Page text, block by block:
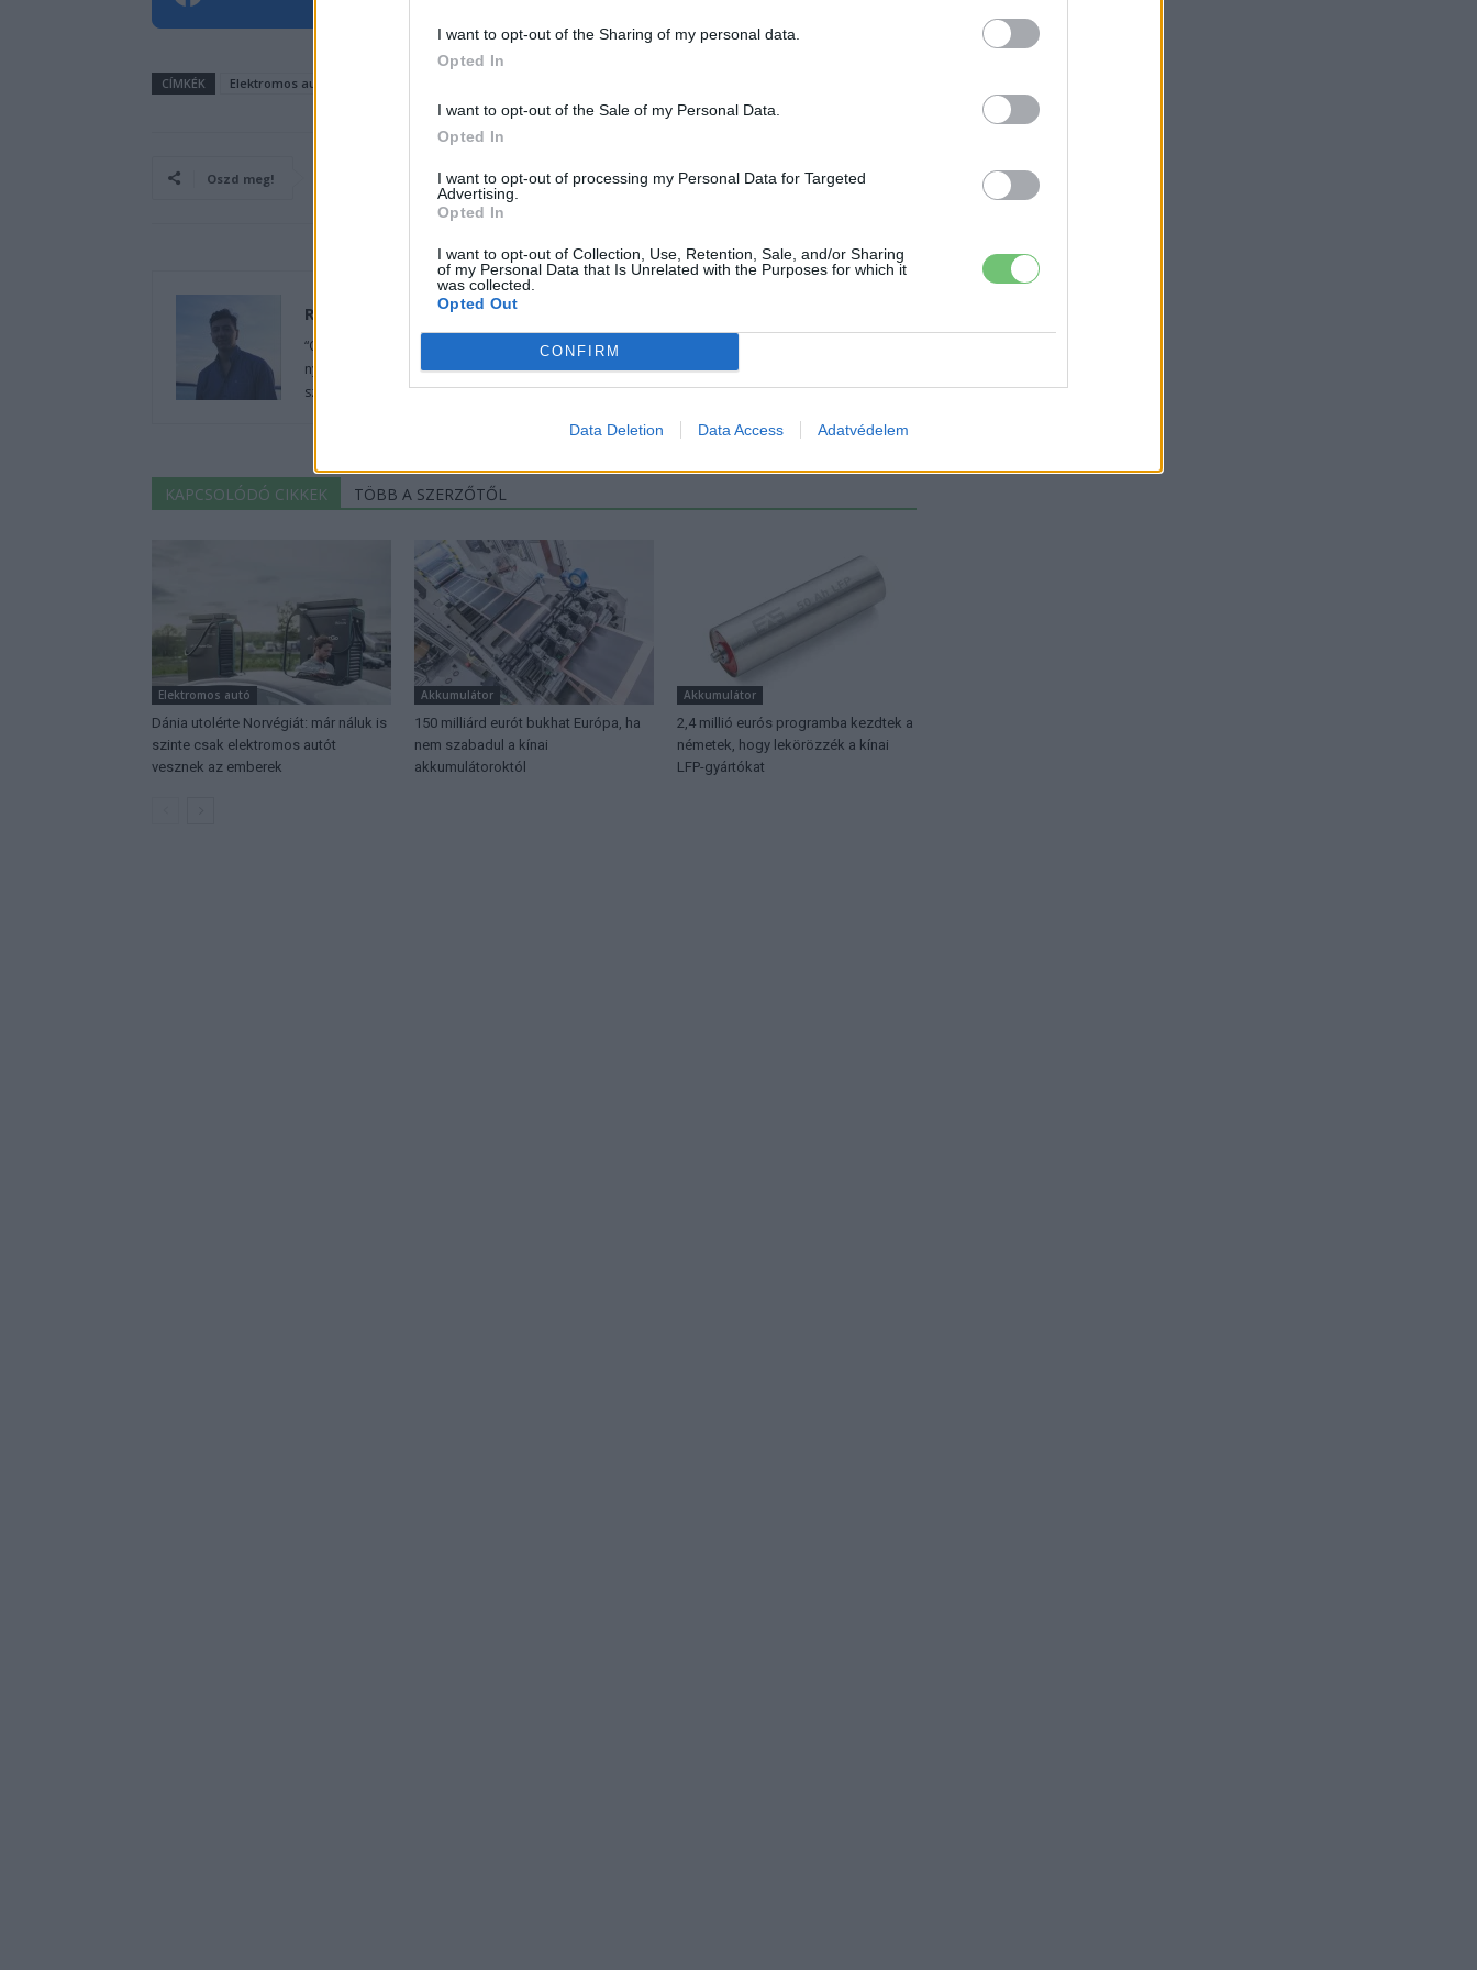
I want to opt-out of the Sharing of my personal data.
Opted In
I want to opt-out of the Sale of my Personal Data.
Opted In
I want to opt-out of processing my Personal Data for Targeted
Advertising.
Opted In
I want to opt-out of Collection, Use, Retention, Sale, and/or Sharing
of my Personal Data that Is Unrelated with the Purposes for which it
was collected.
Opted Out
CONFIRM
Data Deletion Data Access Adatvédelem
CÍMKÉK Elektromos autó
Oszd meg!
Rozsa Arpad
“Orvostanhallgatóként az egészség védelme mindennapjaim szerves részét képezi. A
nyomaték és a hangtalan közlekedés mellett így kifejezetten fontosnak tartom, hogy ne
szennyezzük azt a környezetet, melyben mindennapjainkat éljük.”
KAPCSOLÓDÓ CIKKEK TÖBB A SZERZŐTŐL
Elektromos autó
Dánia utolérte Norvégiát: már náluk is
szinte csak elektromos autót
vesznek az emberek
Akkumulátor
150 milliárd eurót bukhat Európa, ha
nem szabadul a kínai
akkumulátoroktól
Akkumulátor
2,4 millió eurós programba kezdtek a
németek, hogy lekörözzék a kínai
LFP-gyártókat